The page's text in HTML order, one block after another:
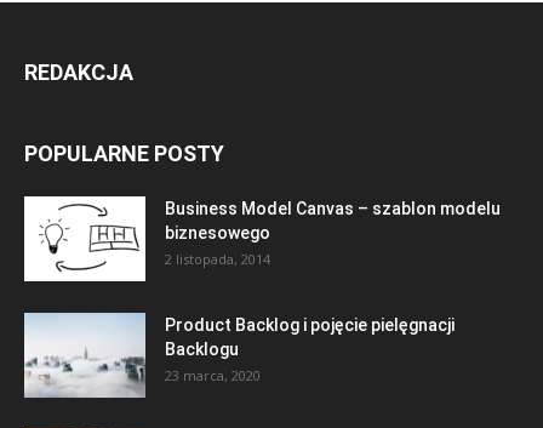
REDAKCJA
POPULARNE POSTY
Business Model Canvas – szablon modelu
biznesowego
2 listopada, 2014
Product Backlog i pojęcie pielęgnacji
Backlogu
23 marca, 2020